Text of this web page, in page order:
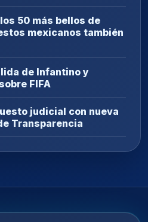
50 más bellos de
mexicanos también
de Infantino y
FIFA
judicial con nueva
Transparencia